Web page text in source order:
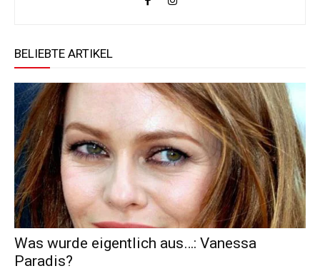
BELIEBTE ARTIKEL
Was wurde eigentlich aus…: Vanessa
Paradis?